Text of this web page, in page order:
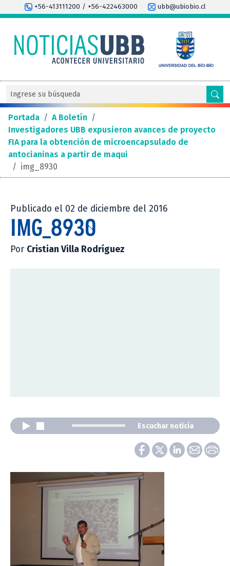
+56-413111200 / +56-422463000 ubb@ubiobio.cl
Portada / A Boletín /
Investigadores UBB expusieron avances de proyecto
FIA para la obtención de microencapsulado de
antocianinas a partir de maqui
/ img_8930
Publicado el 02 de diciembre del 2016
IMG_8930
Por Cristian Villa Rodríguez
Escuchar noticia